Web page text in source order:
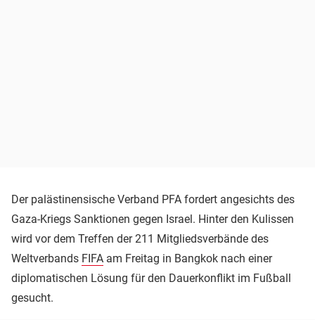
Der palästinensische Verband PFA fordert angesichts des
Gaza-Kriegs Sanktionen gegen Israel. Hinter den Kulissen
wird vor dem Treffen der 211 Mitgliedsverbände des
Weltverbands FIFA am Freitag in Bangkok nach einer
diplomatischen Lösung für den Dauerkonflikt im Fußball
gesucht.